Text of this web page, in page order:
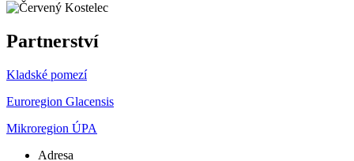
Partnerství
Kladské pomezí
Euroregion Glacensis
Mikroregion ÚPA
Adresa